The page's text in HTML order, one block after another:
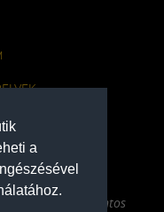
a
csak a forrás pontos